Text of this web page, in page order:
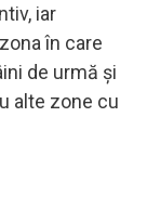
iar
în care
de urmă şi
alte zone cu